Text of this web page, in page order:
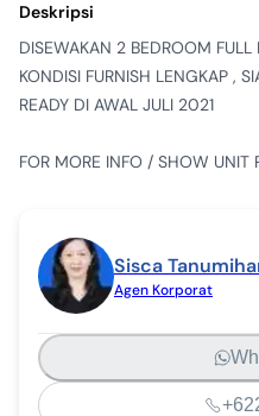
Tipe Properti
ID Iklan apr2453674
Deskripsi
DISEWAKAN 2 BEDROOM FULL
KONDISI FURNISH LENGKAP ,
READY DI AWAL JULI 2021
FOR MORE INFO / SHOW UNIT
Sisca
Agen Korporat